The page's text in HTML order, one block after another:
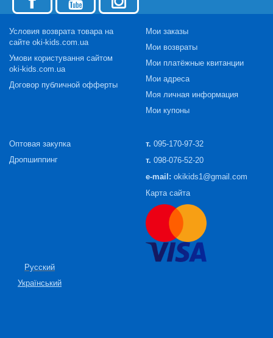
Условия возврата товара на
сайте oki-kids.com.ua
Умови користування сайтом
oki-kids.com.ua
Договор публичной офферты
Мои заказы
Мои возвраты
Мои платёжные квитанции
Мои адреса
Моя личная информация
Мои купоны
Оптовая закупка
Дропшиппинг
т. 095-170-97-32
т. 098-076-52-20
e-mail: okikids1@gmail.com
Карта сайта
Русский
Український